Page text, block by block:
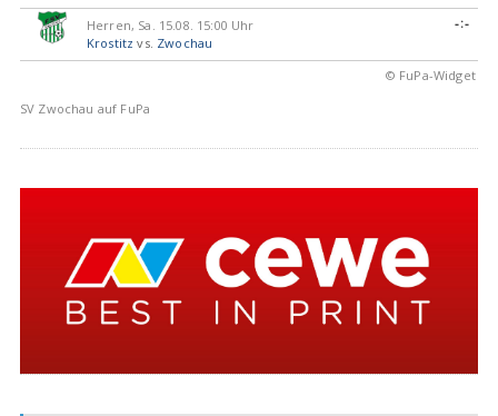
Herren, Sa. 15.08. 15:00 Uhr
Krostitz vs. Zwochau
-:-
© FuPa-Widget
SV Zwochau auf FuPa